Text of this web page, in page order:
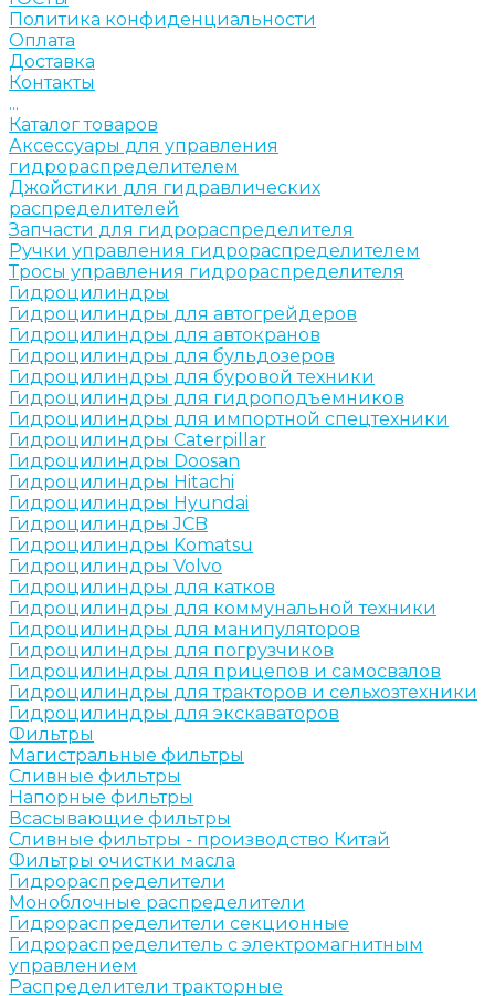
Политика конфиденциальности
Оплата
Доставка
Контакты
...
Каталог товаров
Аксессуары для управления
гидрораспределителем
Джойстики для гидравлических
распределителей
Запчасти для гидрораспределителя
Ручки управления гидрораспределителем
Тросы управления гидрораспределителя
Гидроцилиндры
Гидроцилиндры для автогрейдеров
Гидроцилиндры для автокранов
Гидроцилиндры для бульдозеров
Гидроцилиндры для буровой техники
Гидроцилиндры для гидроподъемников
Гидроцилиндры для импортной спецтехники
Гидроцилиндры Caterpillar
Гидроцилиндры Doosan
Гидроцилиндры Hitachi
Гидроцилиндры Hyundai
Гидроцилиндры JCB
Гидроцилиндры Komatsu
Гидроцилиндры Volvo
Гидроцилиндры для катков
Гидроцилиндры для коммунальной техники
Гидроцилиндры для манипуляторов
Гидроцилиндры для погрузчиков
Гидроцилиндры для прицепов и самосвалов
Гидроцилиндры для тракторов и сельхозтехники
Гидроцилиндры для экскаваторов
Фильтры
Магистральные фильтры
Сливные фильтры
Напорные фильтры
Всасывающие фильтры
Сливные фильтры - производство Китай
Фильтры очистки масла
Гидрораспределители
Моноблочные распределители
Гидрораспределители секционные
Гидрораспределитель с электромагнитным
управлением
Распределители тракторные